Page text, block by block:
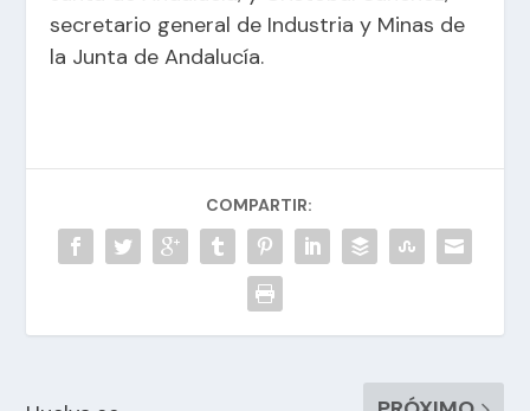
secretario general de Industria y Minas de
la Junta de Andalucía.
COMPARTIR: